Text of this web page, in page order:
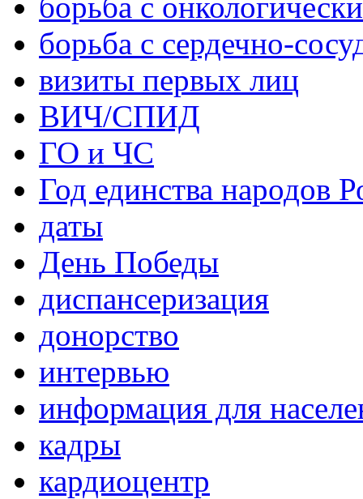
борьба с сердечно-
визиты первых лиц
ВИЧ/СПИД
ГО и ЧС
Год единства народов
даты
День Победы
диспансеризация
донорство
интервью
информация для
кадры
кардиоцентр